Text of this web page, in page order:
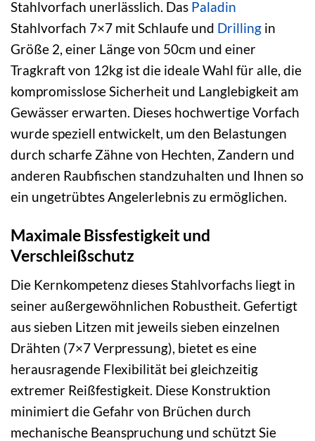
Stahlvorfach unerlässlich. Das Paladin
Stahlvorfach 7×7 mit Schlaufe und Drilling in
Größe 2, einer Länge von 50cm und einer
Tragkraft von 12kg ist die ideale Wahl für alle, die
kompromisslose Sicherheit und Langlebigkeit am
Gewässer erwarten. Dieses hochwertige Vorfach
wurde speziell entwickelt, um den Belastungen
durch scharfe Zähne von Hechten, Zandern und
anderen Raubfischen standzuhalten und Ihnen so
ein ungetrübtes Angelerlebnis zu ermöglichen.
Maximale Bissfestigkeit und
Verschleißschutz
Die Kernkompetenz dieses Stahlvorfachs liegt in
seiner außergewöhnlichen Robustheit. Gefertigt
aus sieben Litzen mit jeweils sieben einzelnen
Drähten (7×7 Verpressung), bietet es eine
herausragende Flexibilität bei gleichzeitig
extremer Reißfestigkeit. Diese Konstruktion
minimiert die Gefahr von Brüchen durch
mechanische Beanspruchung und schützt Sie